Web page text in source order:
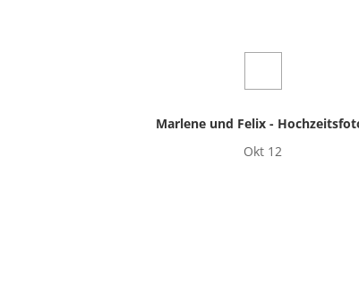
Marlene und Felix -
Okt 12